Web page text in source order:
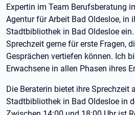
Expertin im Team Berufsberatung
Agentur für Arbeit Bad Oldesloe, in
Stadtbibliothek in Bad Oldesloe
Sprechzeit gerne für erste Fragen,
Gesprächen vertiefen können. Ich
Erwachsene in allen Phasen ihres
Die Beraterin bietet ihre Sprechzeit
Stadtbibliothek in Bad Oldesloe in